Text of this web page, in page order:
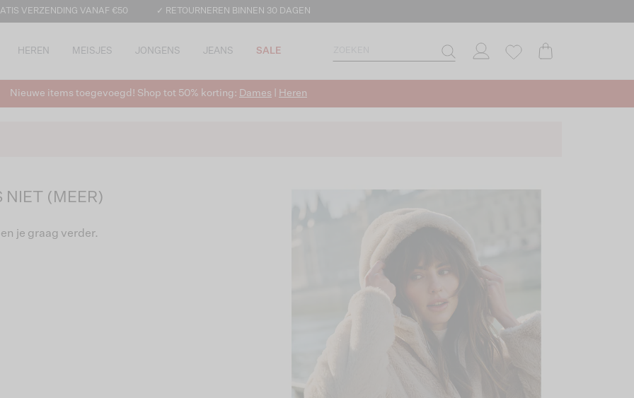
VERZENDING VANAF €50 ✓ RETOURNEREN BINNEN 30 DAGEN
HEREN MEISJES JONGENS JEANS SALE
Nieuwe items toegevoegd! Shop tot 50% korting: Dames Heren
NIET (MEER)
je graag verder.